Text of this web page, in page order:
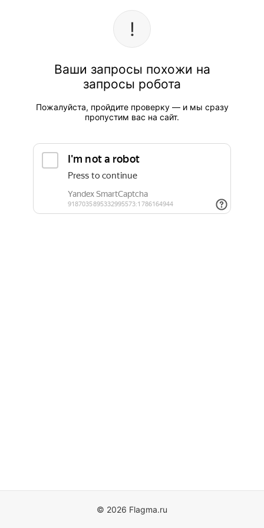
Ваши запросы похожи на
запросы робота
Пожалуйста, пройдите проверку — и мы сразу
пропустим вас на сайт.
© 2026 Flagma.ru